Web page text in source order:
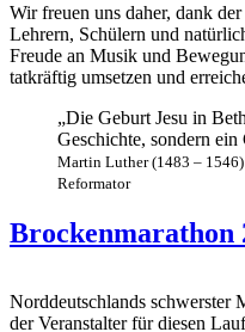
Wir freuen uns daher, dank
Lehrern, Schülern und
Freude an Musik und
tatkräftig umsetzen und
„Die Geburt Jesu in
Geschichte, sondern
Martin Luther (1483 –
Reformator
Brockenmarathon
Norddeutschlands schwerster
der Veranstalter für diesen